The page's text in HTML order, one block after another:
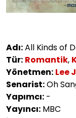
Adı:All Kinds of
Tür: Romantik,
Yönetmen: Lee
Senarist:Oh
Yapımcı: -
Yayıncı: MBC